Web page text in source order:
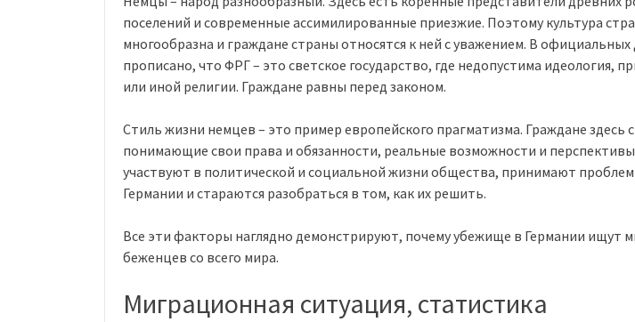
поселений и современные ассимилированные приезжие. Поэтому культура
многообразна и граждане страны относятся к ней с уважением. В официальных
прописано, что ФРГ – это светское государство, где недопустима идеология,
или иной религии. Граждане равны перед законом.
Стиль жизни немцев – это пример европейского прагматизма. Граждане здесь
понимающие свои права и обязанности, реальные возможности и
участвуют в политической и социальной жизни общества, принимают
Германии и стараются разобраться в том, как их решить.
Все эти факторы наглядно демонстрируют, почему убежище в Германии ищут
беженцев со всего мира.
Миграционная ситуация, статистика